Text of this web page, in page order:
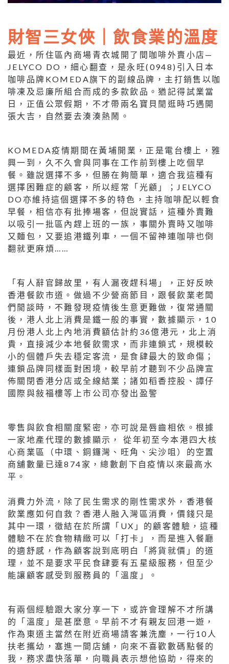
財智三女俠｜飲食業的溫度
最近，所住區內商場青衣城開了間咖啡外賣小店—
JELYCO DO，細心翻查，是永旺(0948)引入日本
咖啡品牌KOMEDA旗下的副線品牌，主打銷售以咖
啡凍及忌廉所組合而成的多款飲品。猶記得試業當
日，正值公眾假期，不才帶兩名寶貝閒逛時巧遇開
張大吉，自然要去湊湊熱鬧。
KOMEDA疫情期間在黃埔開業，正是電台樓上，雅
興一到，久不久會與同事在工作前到樓上吃個早
餐。雖說選擇不多，但勝在夠簡單，適合我這種有
選擇困難症的顧客，所以經常「光顧」；JELYCO
DO亦維持這個選擇不多的特色，主持咖啡配以輕食
早餐，相信亦有批捧場客，但說實話，這種外賣難
以吸引一批區內趕上班的一族，事關外賣時又咖啡
又麵包，又要追港鐵列車，一個不留神連咖啡也倒
翻就更麻煩……
「有人辭官歸故里，有人漏夜趕科場」，正好反映
香港餐飲市道。做過不少營商節目，跟餐飲業老闆
們閒談時，不難發現疫情後生意更難做，復常通關
後，港人北上消費是鐵一般的事實，數據顯示，10
月份港人北上內地消費額估計約36億港元，北上消
貴，直接減少本地餐飲需求，而非連鎖式，規模較
小的個體戶失去穩定客流，是食肆最大的致命傷；
連鎖品牌同樣面對困境，較早前才聽到不少品牌宣
佈關閉香港分店或全線結業；諸如稻香控股、譚仔
國際與敍福樓等上市公司亦發出盈警
零售與飲食相關度緊密，亦可說是唇齒相依。根據
一家地產代理的數據顯示， 從年初至今本港四大核
心商業區（中環、銅鑼灣、旺角、尖沙咀）的空置
商舖數量已達874家，總數創下自疫情以來最高水
平。
消費力外流，除了民生需求的剛性需求外，香港餐
飲業應如何自救？香港人融入灣區消費，價錢只是
其中一環，徵結在於所謂「UX」的顧客體驗，這種
體驗不在於食物精緻可以「打卡」，而是進入餐廳
的適舒感，作為顧客說到底明白「將貨就價」的道
理，並不是要求平民食肆要有五星級服務，但至少
能讓顧客感受到服務員的「溫度」。
有兩個經驗跟大家分享一下，或許會理解不才所講
的「溫度」是甚麼意。早前不才有親友回港一遊，
作為東道主當然在附近商場請客兼洗塵，一行10人
扶老攜幼，塞進一間店舖，向來不喜歡數碼點餐的
我，務求盡快落單，向職員表示想他協助，得來的